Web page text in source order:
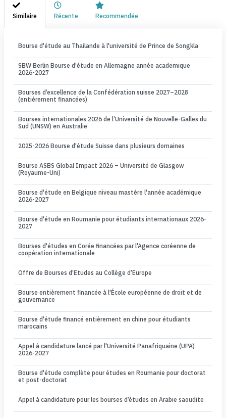
Similaire Récente Recommendée
Bourse d'étude au Thailande à l'université de Prince de Songkla
SBW Berlin Bourse d'étude en Allemagne année academique
2026-2027
Bourses d’excellence de la Confédération suisse 2027–2028
(entièrement financées)
Bourses internationales 2026 de l’Université de Nouvelle-Galles du
Sud (UNSW) en Australie
2025-2026 Bourse d'étude Suisse dans plusieurs domaines
Bourse ASBS Global Impact 2026 – Université de Glasgow
(Royaume-Uni)
Bourse d'étude en Belgique niveau mastère l'année académique
2026-2027
Bourse d'étude en Roumanie pour étudiants internationaux 2026-
2027
Bourses d'études en Corée financées par l'Agence coréenne de
coopération internationale
Offre de Bourses d’Etudes au Collège d’Europe
Bourse entièrement financée à l'École européenne de droit et de
gouvernance
Bourse d'étude financé entièrement en chine pour étudiants
marocains
Appel à candidature lancé par l'Université Panafriquaine (UPA)
2026-2027
Bourse d'étude complète pour études en Roumanie pour doctorat
et post-doctorat
Appel à candidature pour les bourses d’études en Arabie saoudite